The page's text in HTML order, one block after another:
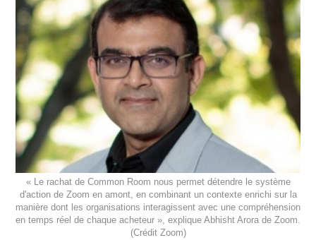
« Le rachat de Common Room nous permet détendre le système
d'action de Zoom en amont, en combinant un contexte enrichi sur la
manière dont les organisations interagissent avec une compréhension
en temps réel de chaque acheteur », explique Abhisht Arora de Zoom.
(Crédit Zoom)